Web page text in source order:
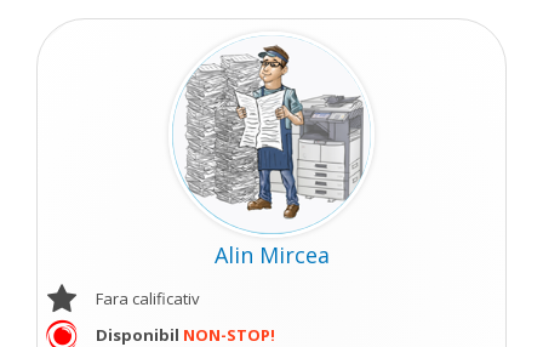
Alin Mircea
Fara calificativ
Disponibil NON-STOP!